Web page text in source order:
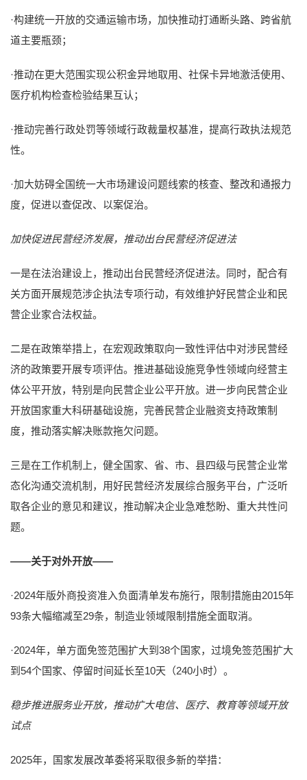
·构建统一开放的交通运输市场，加快推动打通断头路、跨省航
道主要瓶颈；
·推动在更大范围实现公积金异地取用、社保卡异地激活使用、
医疗机构检查检验结果互认；
·推动完善行政处罚等领域行政裁量权基准，提高行政执法规范
性。
·加大妨碍全国统一大市场建设问题线索的核查、整改和通报力
度，促进以查促改、以案促治。
加快促进民营经济发展，推动出台民营经济促进法
一是在法治建设上，推动出台民营经济促进法。同时，配合有
关方面开展规范涉企执法专项行动，有效维护好民营企业和民
营企业家合法权益。
二是在政策举措上，在宏观政策取向一致性评估中对涉民营经
济的政策要开展专项评估。推进基础设施竞争性领域向经营主
体公平开放，特别是向民营企业公平开放。进一步向民营企业
开放国家重大科研基础设施，完善民营企业融资支持政策制
度，推动落实解决账款拖欠问题。
三是在工作机制上，健全国家、省、市、县四级与民营企业常
态化沟通交流机制，用好民营经济发展综合服务平台，广泛听
取各企业的意见和建议，推动解决企业急难愁盼、重大共性问
题。
——关于对外开放——
·2024年版外商投资准入负面清单发布施行，限制措施由2015年
93条大幅缩减至29条，制造业领域限制措施全面取消。
·2024年，单方面免签范围扩大到38个国家，过境免签范围扩大
到54个国家、停留时间延长至10天（240小时）。
稳步推进服务业开放，推动扩大电信、医疗、教育等领域开放
试点
2025年，国家发展改革委将采取很多新的举措：